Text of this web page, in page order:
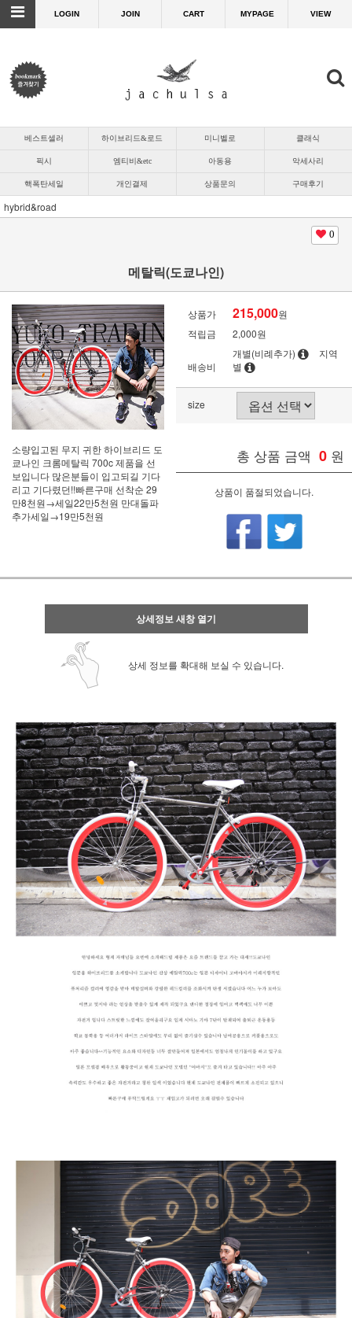
LOGIN JOIN CART MYPAGE VIEW
베스트셀러 하이브리드&로드 미니벨로 클래식
픽시 엠티비&etc 아동용 악세사리
핵폭탄세일 개인결제 상품문의 구매후기
hybrid&road
0
메탈릭(도쿄나인)
소량입고된 무지 귀한 하이브리드 도
쿄나인 크롬메탈릭 700c 제품을 선
보입니다 많은분들이 입고되길 기다
리고 기다렸던!!빠른구매 선착순 29
만8천원→세일22만5천원 만대돌파
추가세일→19만5천원
상품가 215,000원
적립금
2,000원
배송비
개별(비례추가)
지역
별
size
총 상품 금액 0 원
상품이 품절되었습니다.
상세정보 새창 열기
상세 정보를 확대해 보실 수 있습니다.